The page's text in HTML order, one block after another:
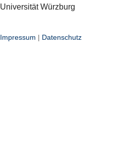
Universität Würzburg
Impressum | Datenschutz